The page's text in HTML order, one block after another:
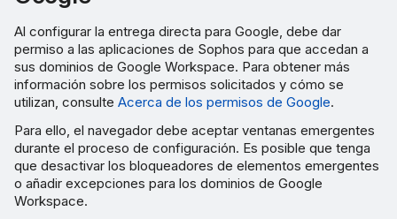
Al configurar la entrega directa para Google, debe dar
permiso a las aplicaciones de Sophos para que accedan a
sus dominios de Google Workspace. Para obtener más
información sobre los permisos solicitados y cómo se
utilizan, consulte Acerca de los permisos de Google.
Para ello, el navegador debe aceptar ventanas emergentes
durante el proceso de configuración. Es posible que tenga
que desactivar los bloqueadores de elementos emergentes
o añadir excepciones para los dominios de Google
Workspace.